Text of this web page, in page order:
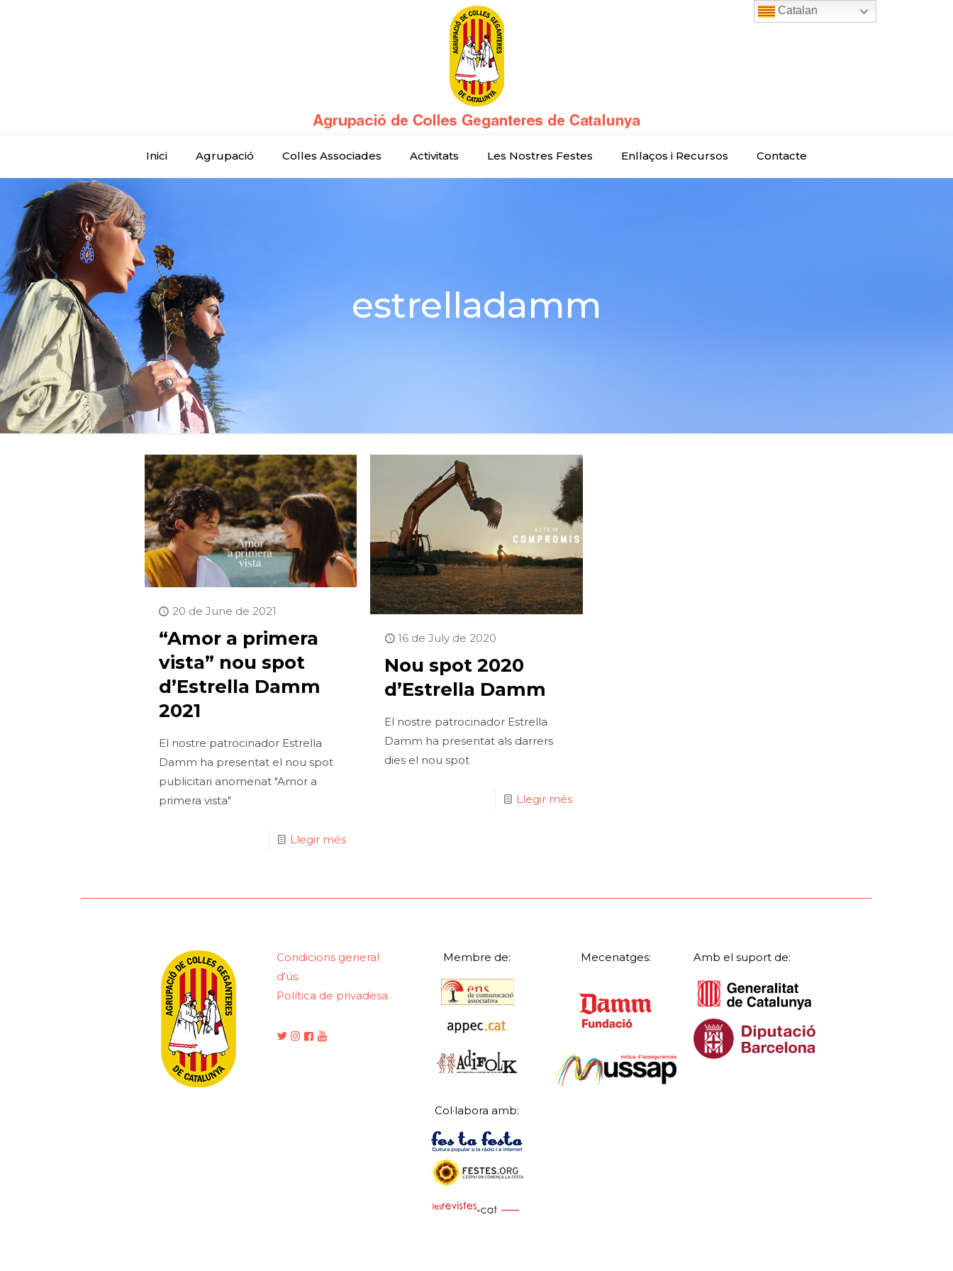
Inici Agrupació Colles Associades Activitats Les Nostres Festes Enllaços i Recursos Contacte
estrelladamm
20 de June de 2021
“Amor a primera
vista” nou spot
d’Estrella Damm
2021
El nostre patrocinador Estrella
Damm ha presentat el nou spot
publicitari anomenat "Amor a
primera vista"
Llegir més
16 de July de 2020
Nou spot 2020
d’Estrella Damm
El nostre patrocinador Estrella
Damm ha presentat als darrers
dies el nou spot
Llegir més
Condicions general
d'ús.
Política de privadesa.
Membre de:
Col·labora amb:
Mecenatges: Amb el suport de:
Catalan